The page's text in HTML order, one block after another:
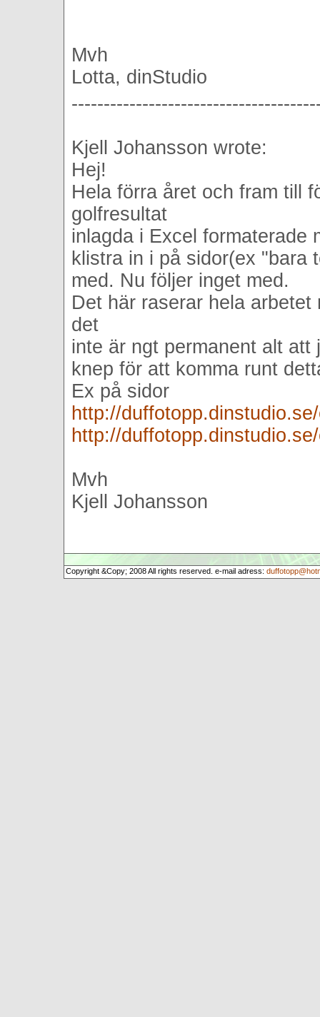
Mvh
Lotta, dinStudio
Kjell Johansson wrote:
Hej!
Hela förra året och fram till
golfresultat
inlagda i Excel formaterade
klistra in i på sidor(ex "bara
med. Nu följer inget med.
Det här raserar hela
det
inte är ngt permanent alt
knep för att komma runt
Ex på sidor
http://
http://
Mvh
Kjell Johansson
Copyright &Copy; 2008 All rights reserved. e-mail adress: